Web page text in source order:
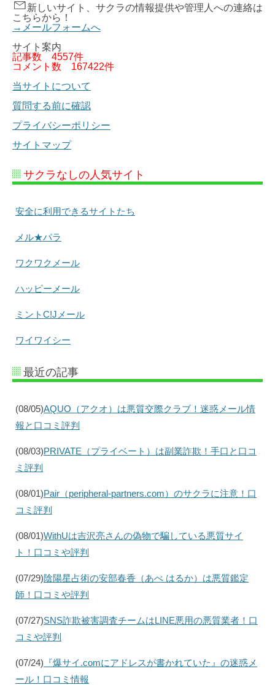
新しいサイト、サクラの情報提供や管理人への連絡は
こちらから！
→メールフォームへ
サイト案内
記事数 4557件
コメント数 167422件
当サイトについて
質問する前に確認
プライバシーポリシー
サイトマップ
サクラなしの人気サイト
安全に利用できるサイトたち
メル★パラ
ワクワクメール
ハッピーメール
ミントC!Jメール
ワイワイシー
最近の記事
(08/05)AQUO（アクオ）は悪質交際クラブ！迷惑メール情
報と口コミ評判
(08/03)PRIVATE（プライベート）は副業詐欺！手口と口コ
ミ評判
(08/01)Pair（peripheral-partners.com）のサクラに注意！口
コミ評判
(08/01)WithUは吉沢亮さんの偽物で騙している悪質サイ
ト！口コミや評判
(07/29)陰陽星占術の安部春香（あべ はるか）は悪質鑑定
師！口コミや評判
(07/27)SNS詐欺被害調査チームはLINE悪用の悪質業者！口
コミや評判
(07/24) 『爆サイ.comにアドレスが書かれていた』の迷惑メ
ール！口コミ情報